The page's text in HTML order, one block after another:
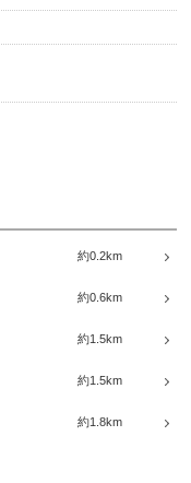
約0.2km
約0.6km
約1.5km
約1.5km
約1.8km